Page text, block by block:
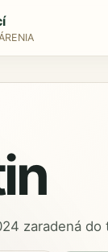
zaradená do